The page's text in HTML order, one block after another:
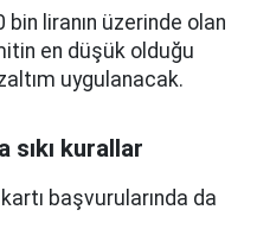
liranın üzerinde olan
en düşük olduğu
uygulanacak.
sıkı kurallar
başvurularında da